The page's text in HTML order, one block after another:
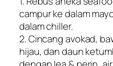
campur ke dalam
dalam chiller.
2. Cincang avokad,
hijau, dan daun